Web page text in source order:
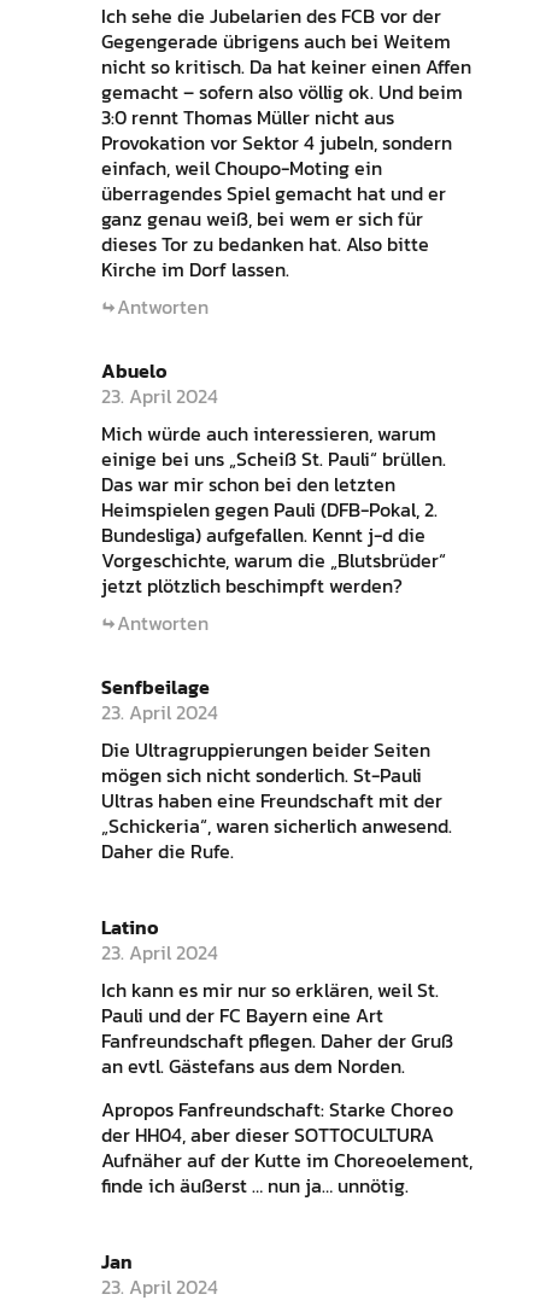
Ich sehe die Jubelarien des FCB vor der
Gegengerade übrigens auch bei Weitem
nicht so kritisch. Da hat keiner einen Affen
gemacht – sofern also völlig ok. Und beim
3:0 rennt Thomas Müller nicht aus
Provokation vor Sektor 4 jubeln, sondern
einfach, weil Choupo-Moting ein
überragendes Spiel gemacht hat und er
ganz genau weiß, bei wem er sich für
dieses Tor zu bedanken hat. Also bitte
Kirche im Dorf lassen.
Antworten
Abuelo
23. April 2024
Mich würde auch interessieren, warum
einige bei uns „Scheiß St. Pauli“ brüllen.
Das war mir schon bei den letzten
Heimspielen gegen Pauli (DFB-Pokal, 2.
Bundesliga) aufgefallen. Kennt j-d die
Vorgeschichte, warum die „Blutsbrüder“
jetzt plötzlich beschimpft werden?
Antworten
Senfbeilage
23. April 2024
Die Ultragruppierungen beider Seiten
mögen sich nicht sonderlich. St-Pauli
Ultras haben eine Freundschaft mit der
„Schickeria“, waren sicherlich anwesend.
Daher die Rufe.
Latino
23. April 2024
Ich kann es mir nur so erklären, weil St.
Pauli und der FC Bayern eine Art
Fanfreundschaft pflegen. Daher der Gruß
an evtl. Gästefans aus dem Norden.
Apropos Fanfreundschaft: Starke Choreo
der HH04, aber dieser SOTTOCULTURA
Aufnäher auf der Kutte im Choreoelement,
finde ich äußerst … nun ja… unnötig.
Jan
23. April 2024